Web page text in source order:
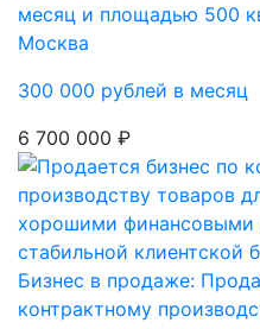
месяц и площадью 500
Москва
300 000 рублей в месяц
6 700 000 ₽
Бизнес в продаже:
контрактному